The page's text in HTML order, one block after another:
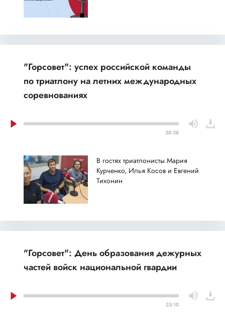
"Горсовет": успех российской команды
по триатлону на летних международных
соревнованиях
28:28
В гостях триатлонисты Мария
Курченко, Илья Косов и Евгений
Тихонин
"Горсовет": День образования дежурных
частей войск национальной гвардии
23:10